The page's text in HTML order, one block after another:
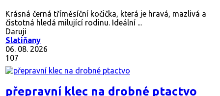
Krásná černá tříměsíční kočička, která je hravá, mazlivá a
čistotná hledá milující rodinu. Ideální ...
Daruji
Slatiňany
06. 08. 2026
107
přepravní klec na drobné ptactvo